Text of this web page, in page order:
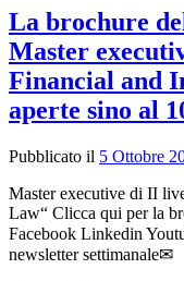
La brochure
Master
Financial and
aperte sino al
Pubblicato il 5 Ottobre
Master executive di II
Law“ Clicca qui per la
Facebook Linkedin
newsletter settimanale✉